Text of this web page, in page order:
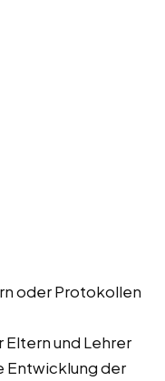
oder Protokollen
und Lehrer
Entwicklung der